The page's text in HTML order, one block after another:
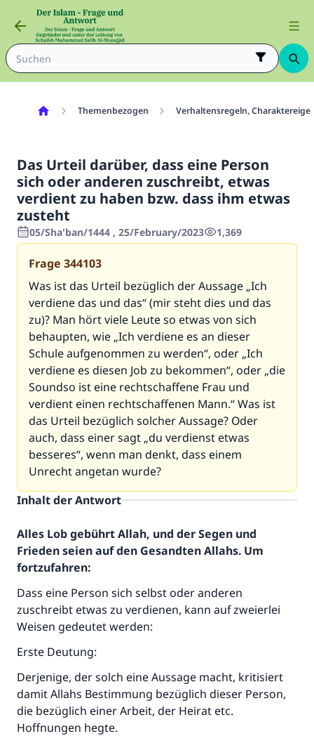
Themenbezogen Verhaltensregeln,
Das Urteil darüber, dass eine Person
sich oder anderen zuschreibt, etwas
verdient zu haben bzw. dass ihm etwas
zusteht
05/Sha'ban/1444 , 25/February/2023 1,369
Frage 344103
Was ist das Urteil bezüglich der Aussage „Ich
verdiene das und das“ (mir steht dies und das
zu)? Man hört viele Leute so etwas von sich
behaupten, wie „Ich verdiene es an dieser
Schule aufgenommen zu werden“, oder „Ich
verdiene es diesen Job zu bekommen“, oder „die
Soundso ist eine rechtschaffene Frau und
verdient einen rechtschaffenen Mann.“ Was ist
das Urteil bezüglich solcher Aussage? Oder
auch, dass einer sagt „du verdienst etwas
besseres“, wenn man denkt, dass einem
Unrecht angetan wurde?
Inhalt der Antwort
Alles Lob gebührt Allah, und der Segen und
Frieden seien auf den Gesandten Allahs. Um
fortzufahren:
Dass eine Person sich selbst oder anderen
zuschreibt etwas zu verdienen, kann auf zweierlei
Weisen gedeutet werden:
Erste Deutung:
Derjenige, der solch eine Aussage macht, kritisiert
damit Allahs Bestimmung bezüglich dieser Person,
die bezüglich einer Arbeit, der Heirat etc.
Hoffnungen hegte.